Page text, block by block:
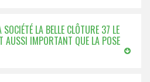
LA BELLE CLÔTURE 37 LE
AUSSI IMPORTANT QUE LA POSE